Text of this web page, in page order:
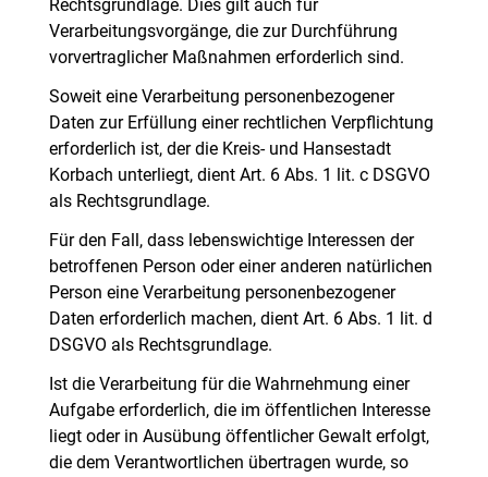
Rechtsgrundlage. Dies gilt auch für
Verarbeitungsvorgänge, die zur Durchführung
vorvertraglicher Maßnahmen erforderlich sind.
Soweit eine Verarbeitung personenbezogener
Daten zur Erfüllung einer rechtlichen Verpflichtung
erforderlich ist, der die Kreis- und Hansestadt
Korbach unterliegt, dient Art. 6 Abs. 1 lit. c DSGVO
als Rechtsgrundlage.
Für den Fall, dass lebenswichtige Interessen der
betroffenen Person oder einer anderen natürlichen
Person eine Verarbeitung personenbezogener
Daten erforderlich machen, dient Art. 6 Abs. 1 lit. d
DSGVO als Rechtsgrundlage.
Ist die Verarbeitung für die Wahrnehmung einer
Aufgabe erforderlich, die im öffentlichen Interesse
liegt oder in Ausübung öffentlicher Gewalt erfolgt,
die dem Verantwortlichen übertragen wurde, so